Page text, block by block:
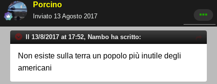
Porcino
Inviato 13 Agosto 2017
Il 13/8/2017 at 17:52, Nambo ha scritto:
Non esiste sulla terra un popolo più inutile degli
americani